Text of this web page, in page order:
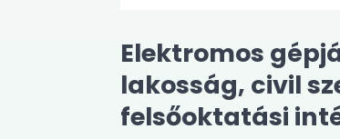
Elektromos
lakosság, civil
felsőoktatási